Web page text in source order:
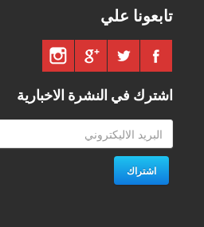
تابعونا علي
اشترك في النشرة الاخبارية
اشتراك